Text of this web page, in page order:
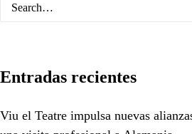
Entradas recientes
Viu el Teatre impulsa nuevas